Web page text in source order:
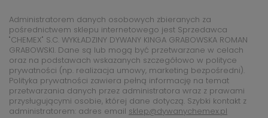
Administratorem danych osobowych zbieranych za
pośrednictwem sklepu internetowego jest Sprzedawca
"CHEMEX" S.C. WYKŁADZINY DYWANY KINGA GRABOWSKA ROMAN
GRABOWSKI. Dane są lub mogą być przetwarzane w celach
oraz na podstawach wskazanych szczegółowo w polityce
prywatności (np. realizacja umowy, marketing bezpośredni).
Polityka prywatności zawiera pełną informację na temat
przetwarzania danych przez administratora wraz z prawami
przysługującymi osobie, której dane dotyczą. Szybki kontakt z
administratorem: adres email sklep@dywanychemex.pl